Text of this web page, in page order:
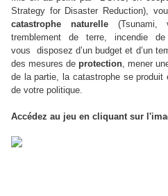
Strategy for Disaster Reduction),
catastrophe naturelle(Tsunami,
tremblement de terre, incendie
vous
disposez d’un budget et d’un
des mesures de protection, mener
de la partie, la catastrophe se produit
de votre politique.
Accédez au jeu en cliquant sur